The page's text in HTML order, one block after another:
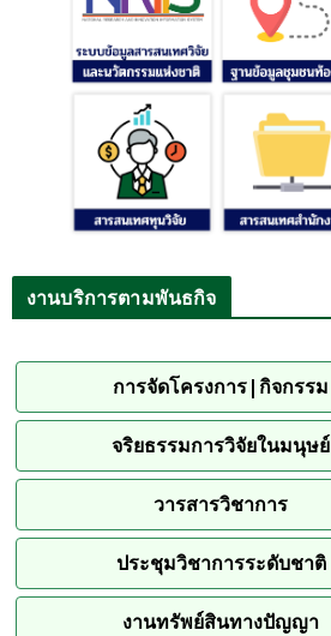
งานบริการตามพันธกิจ
การจัดโครงการ|กิจกรรม
จริยธรรมการวิจัยในมนุษย์
วารสารวิชาการ
ประชุมวิชาการระดับชาติ
งานทรัพย์สินทางปัญญา